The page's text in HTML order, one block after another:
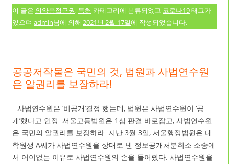
이 글은 의약품접근권, 특허 카테고리에 분류되었고 코로나19태그가
있으며 admin님에 의해 2021년 2월 17일에 작성되었습니다.
공공저작물은 국민의 것, 법원과 사법연수원
은 알권리를 보장하라!
사법연수원은 ‘비공개’결정 했는데, 법원은 사법연수원이 ‘공
개’했다고 인정 서울고등법원은 1심 판결 바로잡고, 사법연수원
은 국민의 알권리를 보장하라 지난 3월 3일, 서울행정법원은 대
학원생 A씨가 사법연수원을 상대로 낸 정보공개처분취소 소송에
서 어이없는 이유로 사법연수원의 손을 들어줬다. 사법연수원을